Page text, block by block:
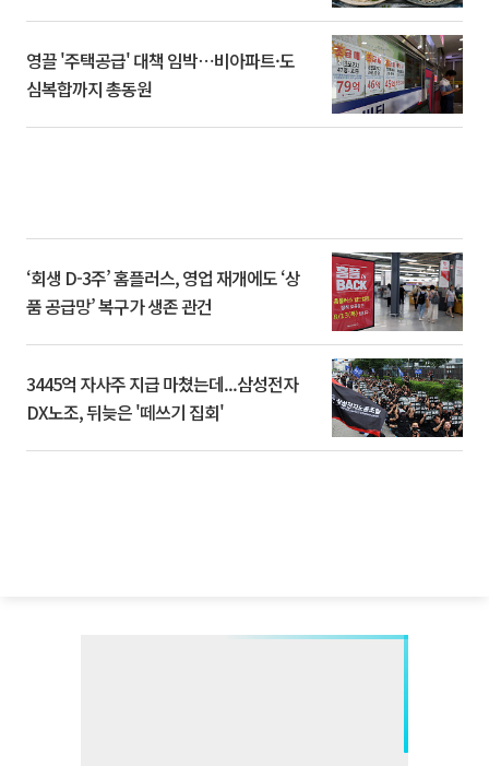
영끌 '주택공급' 대책 임박⋯비아파트·도
심복합까지 총동원
‘회생 D-3주’ 홈플러스, 영업 재개에도 ‘상
품 공급망’ 복구가 생존 관건
3445억 자사주 지급 마쳤는데...삼성전자
DX노조, 뒤늦은 '떼쓰기 집회'